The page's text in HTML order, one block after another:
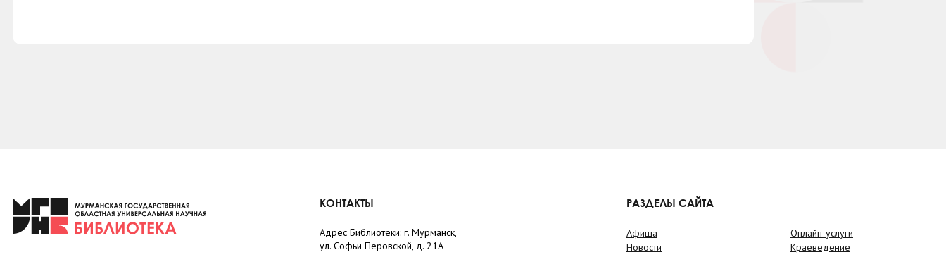
КОНТАКТЫ
Адрес Библиотеки: г. Мурманск,
ул. Софьи Перовской, д. 21А
РАЗДЕЛЫ САЙТА
Афиша
Новости
Онлайн-услуги
Краеведение